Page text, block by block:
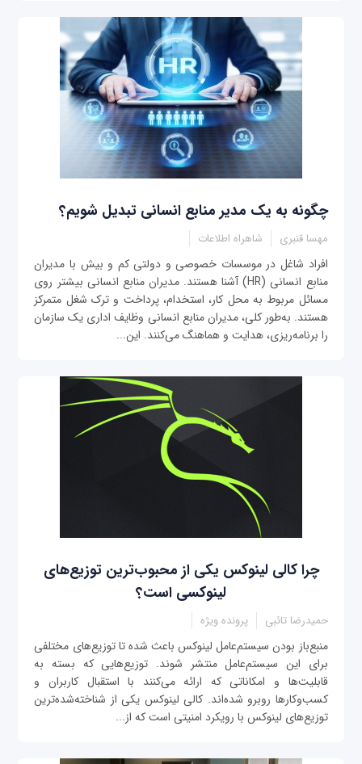
چگونه به یک مدیر منابع انسانی تبدیل شویم؟
مهسا قنبری شاهراه اطلاعات
افراد شاغل در موسسات خصوصی و دولتی کم و بیش با مدیران
منابع انسانی (HR) آشنا هستند. مدیران منابع انسانی بیشتر روی
مسائل مربوط به محل کار، استخدام، پرداخت‌ و ترک شغل متمرکز
هستند. به‌طور کلی، مدیران منابع انسانی وظایف اداری یک سازمان
را برنامه‌ریزی، هدایت و هماهنگ می‌کنند. این...
چرا کالی لینوکس یکی از محبوب‌ترین توزیع‌های
لینوکسی است؟
حمیدرضا تائبی پرونده ویژه
منبع‌باز بودن سیستم‌عامل لینوکس باعث شده تا توزیع‌های مختلفی
برای این سیستم‌عامل منتشر شوند. توزیع‌هایی که بسته به
قابلیت‌ها و امکاناتی که ارائه می‌کنند با استقبال کاربران و
کسب‌وکارها روبرو شده‌اند. کالی لینوکس یکی از شناخته‌شده‌ترین
توزیع‌های لینوکس با رویکرد امنیتی است که از...